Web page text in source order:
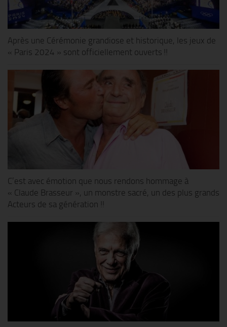
Après une Cérémonie grandiose et historique, les jeux de
« Paris 2024 » sont officiellement ouverts !!
C’est avec émotion que nous rendons hommage à
« Claude Brasseur », un monstre sacré, un des plus grands
Acteurs de sa génération !!